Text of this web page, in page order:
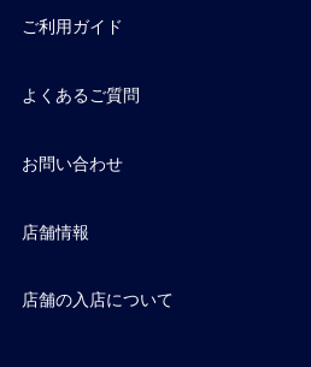
ご利用ガイド
よくあるご質問
お問い合わせ
店舗情報
店舗の入店について